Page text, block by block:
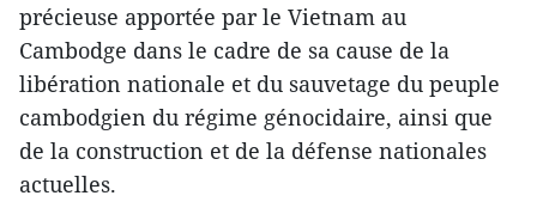
précieuse apportée par le Vietnam au
Cambodge dans le cadre de sa cause de la
libération nationale et du sauvetage du peuple
cambodgien du régime génocidaire, ainsi que
de la construction et de la défense nationales
actuelles.